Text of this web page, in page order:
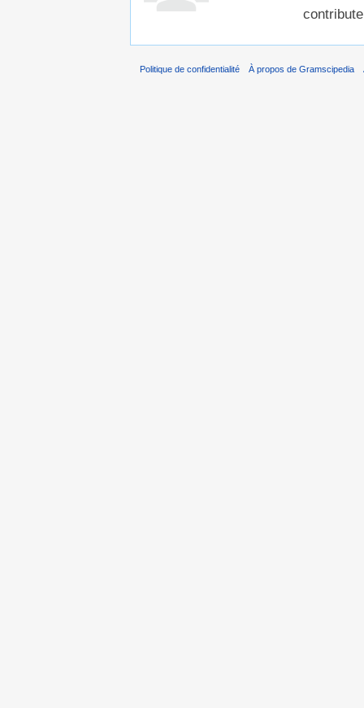
Politique de confidentialité À propos de Gramscipedia